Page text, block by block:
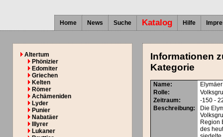
Home News Suche Katalog Hilfe
Altertum
Phönizier
Edomiter
Griechen
Kelten
Römer
Achämeniden
Lyder
Punier
Nabatäer
Illyrer
Lukaner
Informationen
Kategorie
Name:
Elymäer
Rolle:
Zeitraum:
-150 -
Beschreibung:
Die
Region
des